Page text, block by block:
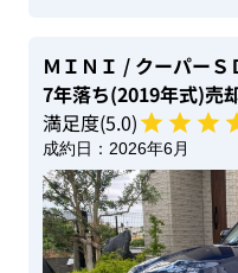
ＭＩＮＩ / クーパーＳ
7年落ち(2019年式)売
満足度(5.0)
成約日： 2026年6月